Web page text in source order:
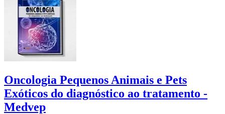
Oncologia Pequenos Animais e Pets
Exóticos do diagnóstico ao tratamento -
Medvep